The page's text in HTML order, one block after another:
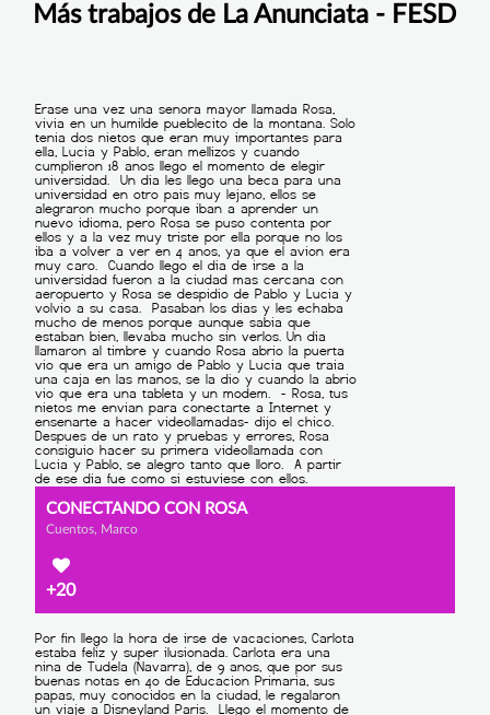
Más trabajos de La Anunciata - FESD
CONECTANDO CON ROSA
Cuentos, Marco
+20